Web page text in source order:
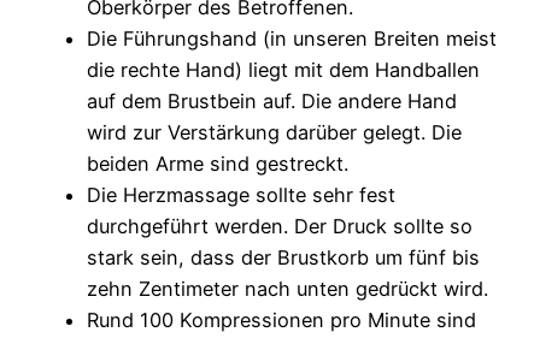
Oberkörper des Betroffenen.
Die Führungshand (in unseren Breiten meist
die rechte Hand) liegt mit dem Handballen
auf dem Brustbein auf. Die andere Hand
wird zur Verstärkung darüber gelegt. Die
beiden Arme sind gestreckt.
Die Herzmassage sollte sehr fest
durchgeführt werden. Der Druck sollte so
stark sein, dass der Brustkorb um fünf bis
zehn Zentimeter nach unten gedrückt wird.
Rund 100 Kompressionen pro Minute sind